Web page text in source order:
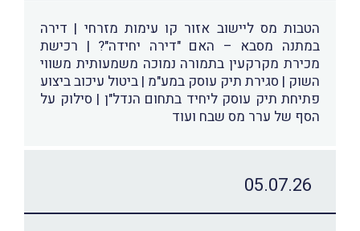
הטבות מס ליישוב אזור קו עימות מזרחי | דירה
במתנה מסבא – האם "דירה יחידה"? | רכישת
מכירת מקרקעין בתמורה נמוכה משמעותית משווי
השוק | סגירת תיק עוסק במע"מ | ביטול עיכוב ביצוע
פתיחת תיק עוסק ליחיד בתחום הנדל"ן | סילוק על
הסף של ערר מס שבח ועוד
05.07.26